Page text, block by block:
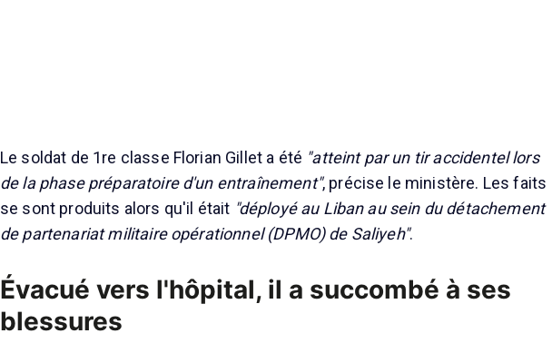
Le soldat de 1re classe Florian Gillet a été "atteint par un tir accidentel lors
de la phase préparatoire d'un entraînement", précise le ministère. Les faits
se sont produits alors qu'il était "déployé au Liban au sein du détachement
de partenariat militaire opérationnel (DPMO) de Saliyeh".
Évacué vers l'hôpital, il a succombé à ses
blessures